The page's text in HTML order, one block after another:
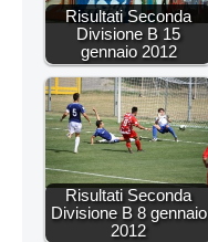
Risultati Seconda
Divisione B 15
gennaio 2012
Risultati Seconda
Divisione B 8 gennaio
2012